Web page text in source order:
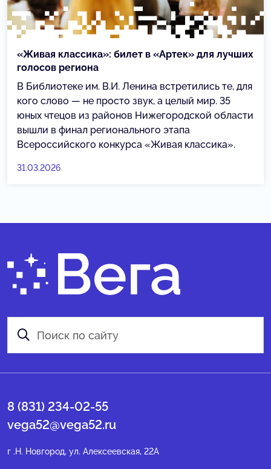
«Живая классика»: билет в «Артек» для лучших
голосов региона
В Библиотеке им. В.И. Ленина встретились те, для
кого слово — не просто звук, а целый мир. 35
юных чтецов из районов Нижегородской области
вышли в финал регионального этапа
Всероссийского конкурса «Живая классика».
31.03.2026
8 (831) 234-02-55
vega52@vega52.ru
г .Н. Новгород, ул. Алексеевская, 22А